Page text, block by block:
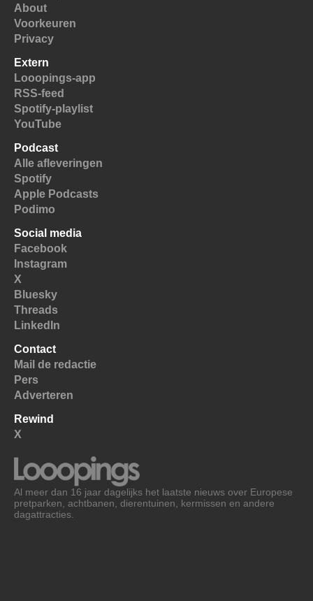
About
Voorkeuren
Privacy
Extern
Looopings-app
RSS-feed
Spotify-playlist
YouTube
Podcast
Alle afleveringen
Spotify
Apple Podcasts
Podimo
Social media
Facebook
Instagram
X
Bluesky
Threads
LinkedIn
Contact
Mail de redactie
Pers
Adverteren
Rewind
X
Al meer dan 16 jaar dagelijks het laatste nieuws over Europese
pretparken, achtbanen, dierentuinen, kermissen en andere
dagattracties.